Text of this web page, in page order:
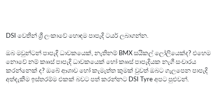
DSI වෙතින් ශ්‍රී ලංකාවේ හොඳම පාපැදි ටයර් ලබාගන්න.
ඔබ මවුන්ටන් පාපැදි ධාවකයෙක්, නැතිනම් BMX සයිකල් ලෝලියෙක්ද? එහෙම
නොවේ නම් කෲස් පාපැදි ධාවකයෙක් හෝ කෲස් පාපැදියක නැගී සංචාරය
කරන්නෙක් ද? ඔබේ ආශාව හෝ කැමැත්ත කුමක් වුවත් ඔබට ගැලපෙන පාපැදි
අත්දැකීම ඉස්තරම්ම එකක් බවට පත් කරන්නට DSI Tyre අපට පුළුවන්.